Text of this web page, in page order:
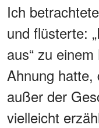
Ich
und flüsterte:
aus“ zu
Ahnung
außer der
vielleicht